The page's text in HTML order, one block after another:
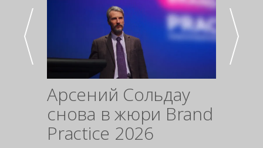
Арсений Сольдау
снова в жюри Brand
Practice 2026